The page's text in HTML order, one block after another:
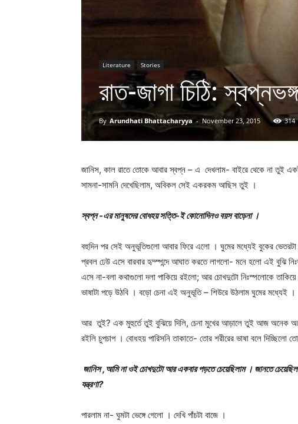
Literature Stories
রাত-জাগা চিঠি:
By Arundhati Bhattacharyya - November 23, 2015 314
জানিস, কাল রাতে তোকে আবার স্বপ্ন – এ দেখলাম- বাইরে থেকে না তুই
সামনা-সামনি দেখেছিলাম, অবিকল সেই একরকম আছিস তুই ।
স্বপ্ন -এর মানুষদের বোধহয় সত্তি-ই কোনোদিনও বয়স বাড়েনা ।
বহুদিন পর সেই অনুভূতিগুলো আবার ফিরে এলো । ঘুমের মধ্যেই বুকের
প্রবল ঢেউ এসে বারবার হৃদ্স্পন্দে আঘাত করতে লাগলো- মনে হলো এই বুঝি
এসে না-বলা কথাগুলো দলা পাকিয়ে রইলো; আর চোখদুটো নিঃস্পলোকে
ভাষাটা পড়ে উঠবি । বড়ো চেনা এই অনুভূতি – শিউরে উঠলাম ঘুমের মধ্যেই ।
আর তুই? এক মুহুর্তে তুই বুঝিয়ে দিলি, চেনা মুখের আড়ালে তুই আজ অনেক
রইলি চুপচাপ । বোধহয় পারিসনি তাকাতে- তোর শরীরের ভাষা বলে দিচ্ছিলো
জানিস ,আমি না ওই চোখদুটো আর একবার পড়তে চেয়েছিলাম । জানতে
যন্ত্রণা?
পারলাম না- ঘুমটা ভেঙ্গে গেলো । দেখি পাঁচটা বাজে ।